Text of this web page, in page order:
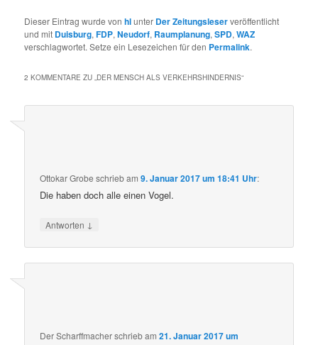
Dieser Eintrag wurde vonhlunter Der Zeitungsleserveröffentlicht
und mit Duisburg,FDP,Neudorf, Raumplanung,SPD,WAZ
verschlagwortet. Setze ein Lesezeichen für den Permalink.
2 KOMMENTARE ZU „ DER MENSCH ALS VERKEHRSHINDERNIS“
Ottokar Grobe schriebam9. Januar 2017 um 18:41 Uhr:
Die haben doch alle einen Vogel.
Antworten ↓
Der Scharffmacherschriebam21. Januar 2017 um